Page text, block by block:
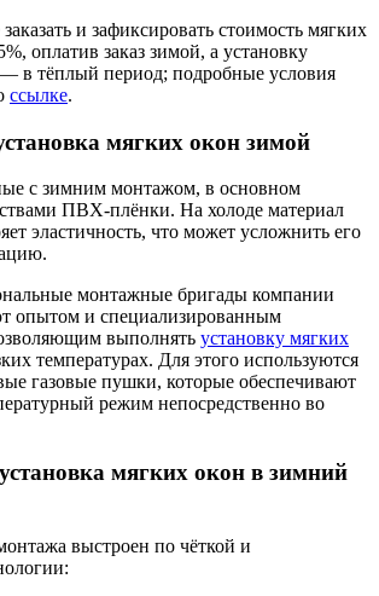
и зафиксировать стоимость мягких
оплатив заказ зимой, а установку
в тёплый период; подробные условия
ссылке.
мягких окон зимой
с зимним монтажом, в основном
ПВХ-плёнки. На холоде материал
эластичность, что может усложнить его
монтажные бригады компании
опытом и специализированным
выполнять установку мягких
температурах. Для этого используются
газовые пушки, которые обеспечивают
режим непосредственно во
мягких окон в зимний
выстроен по чёткой и